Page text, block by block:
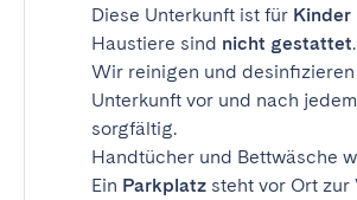
Diese Unterkunft ist für Kinder
Haustiere sind nicht gestattet.
Wir reinigen und
Unterkunft vor und nach
sorgfältig.
Handtücher und Bettwäsche
Ein Parkplatz steht vor Ort zur